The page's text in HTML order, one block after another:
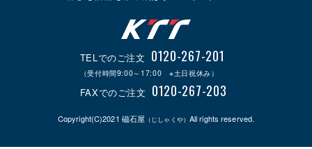
TELでのご注文 0120-267-201
（受付時間9:00～17:00 ※土日祝休み）
FAXでのご注文 0120-267-203
Copyright(C)2021 磁石屋 （じしゃくや） All rights reserved.